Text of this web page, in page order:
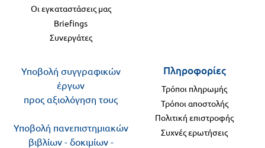
Οι εγκαταστάσεις μας
Briefings
Συνεργάτες
Πληροφορίες
Τρόποι πληρωμής
Τρόποι αποστολής
Πολιτική επιστροφής
Συχνές ερωτήσεις
Υποβολή συγγραφικών
έργων
προς αξιολόγηση τους
Υποβολή πανεπιστημιακών
βιβλίων - δοκιμίων -